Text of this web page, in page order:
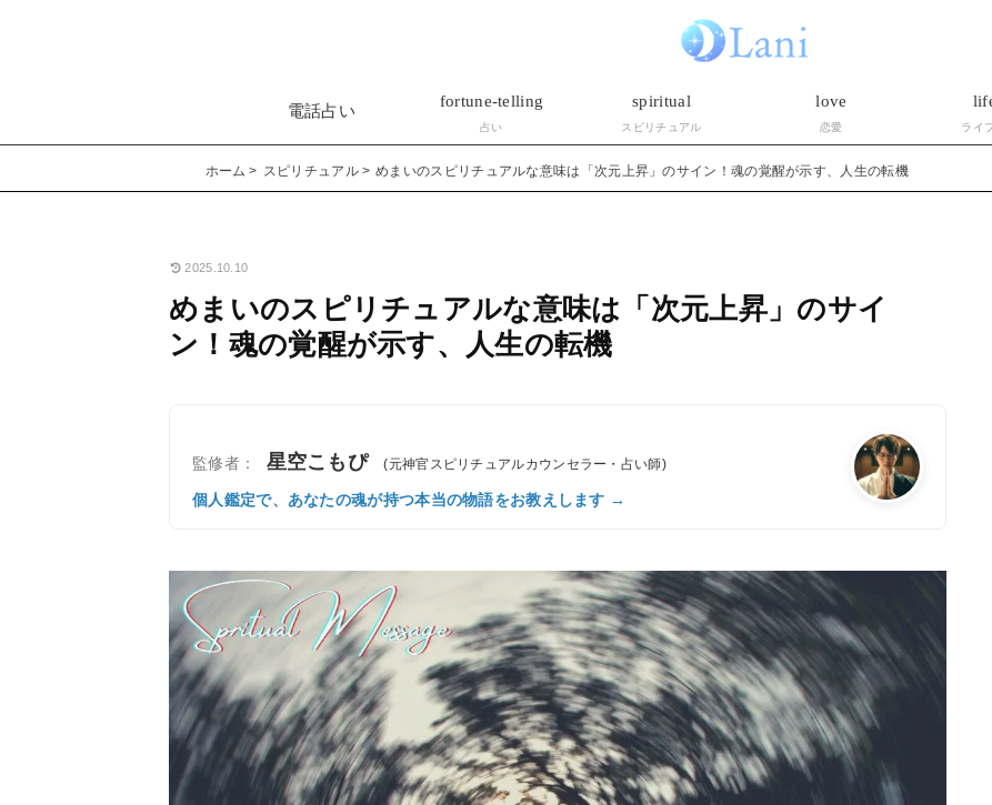
電話占い
fortune-telling
占い
spiritual
スピリチュアル
love
恋愛 ライ
ホーム スピリチュアル めまいのスピリチュアルな意味は「次元上昇」のサイン！魂の覚醒が示す、人生の転機
2025.10.10
めまいのスピリチュアルな意味は「次元上昇」のサイ
ン！魂の覚醒が示す、人生の転機
監修者： 星空こもぴ (元神官スピリチュアルカウンセラー・占い師)
個人鑑定で、あなたの魂が持つ本当の物語をお教えします →